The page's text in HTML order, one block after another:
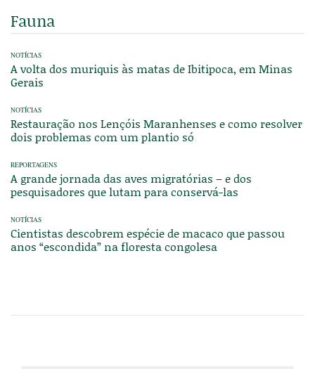
Fauna
NOTÍCIAS
A volta dos muriquis às matas de Ibitipoca, em Minas
Gerais
NOTÍCIAS
Restauração nos Lençóis Maranhenses e como resolver
dois problemas com um plantio só
REPORTAGENS
A grande jornada das aves migratórias – e dos
pesquisadores que lutam para conservá-las
NOTÍCIAS
Cientistas descobrem espécie de macaco que passou
anos “escondida” na floresta congolesa